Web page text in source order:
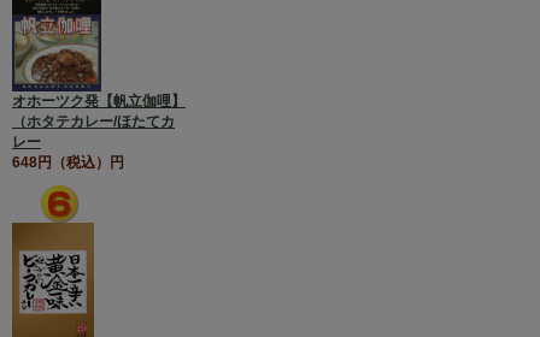
オホーツク発【帆立伽哩】
（ホタテカレー/ほたてカ
レー
648円（税込）円